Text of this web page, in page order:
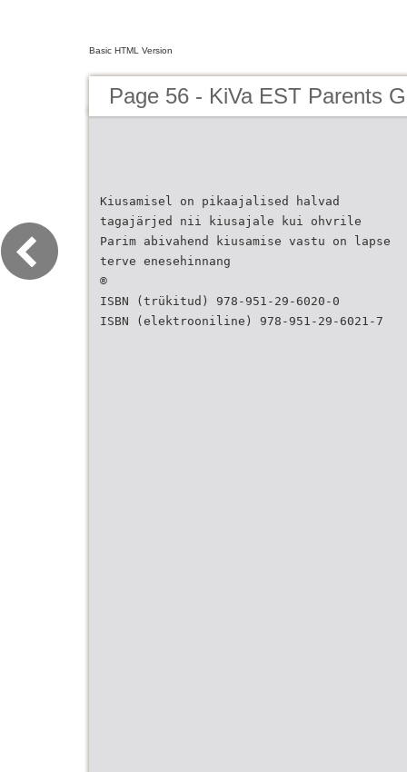
Basic HTML Version
Page 56 - KiVa EST Parents
Kiusamisel on pikaajalised halvad
tagajärjed nii kiusajale kui ohvrile
Parim abivahend kiusamise vastu on lapse
terve enesehinnang
®
ISBN (trükitud) 978-951-29-6020-0
ISBN (elektrooniline) 978-951-29-6021-7